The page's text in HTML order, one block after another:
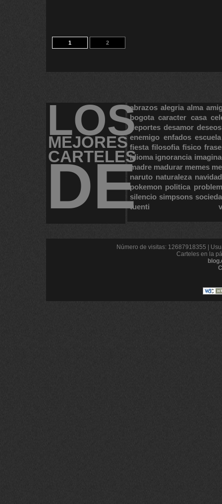
1 2
LOS
MEJORES
CARTELES
DE
abrazos alegria alma
bogota caracter casa
deportes desamor deseos
enemigo enfados escuela
fiesta filosofia fisico
idioma ignorancia
madre madurar memes
naruto naturaleza navidad
pokemon politica
silencio simpsons
tuenti
Número de visitas: 12687918355 |
Carteles en la